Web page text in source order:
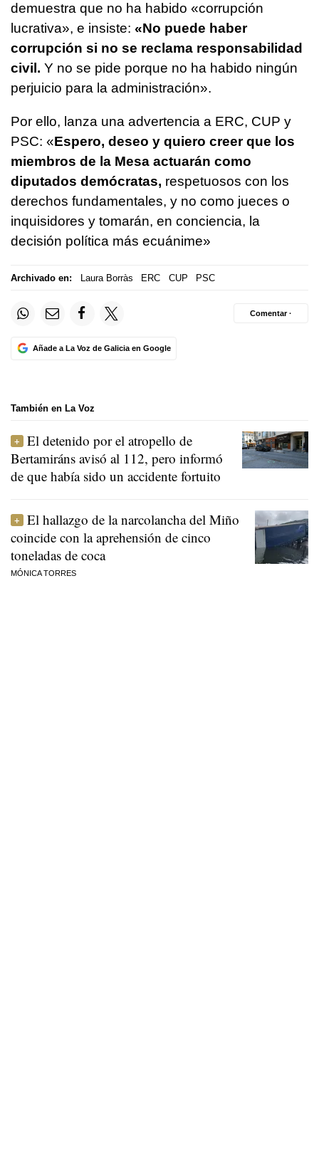
demuestra que no ha habido «corrupción
lucrativa», e insiste: «No puede haber
corrupción si no se reclama responsabilidad
civil. Y no se pide porque no ha habido ningún
perjuicio para la administración».
Por ello, lanza una advertencia a ERC, CUP y
PSC: «Espero, deseo y quiero creer que los
miembros de la Mesa actuarán como
diputados demócratas, respetuosos con los
derechos fundamentales, y no como jueces o
inquisidores y tomarán, en conciencia, la
decisión política más ecuánime»
Archivado en: Laura Borràs ERC CUP PSC
Añade a La Voz de Galicia en Google
Comentar ·
También en La Voz
El detenido por el atropello de
Bertamiráns avisó al 112, pero informó
de que había sido un accidente fortuito
El hallazgo de la narcolancha del Miño
coincide con la aprehensión de cinco
toneladas de coca
MÓNICA TORRES